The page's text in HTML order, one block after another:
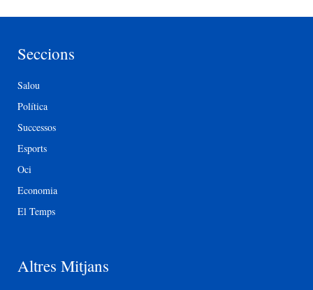
Seccions
Salou
Política
Successos
Esports
Oci
Economia
El Temps
Altres Mitjans